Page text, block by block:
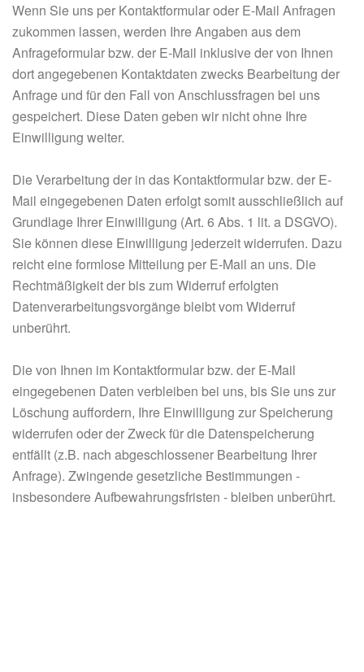
Wenn Sie uns per Kontaktformular oder E-Mail Anfragen
zukommen lassen, werden Ihre Angaben aus dem
Anfrageformular bzw. der E-Mail inklusive der von Ihnen
dort angegebenen Kontaktdaten zwecks Bearbeitung der
Anfrage und für den Fall von Anschlussfragen bei uns
gespeichert. Diese Daten geben wir nicht ohne Ihre
Einwilligung weiter.
Die Verarbeitung der in das Kontaktformular bzw. der E-
Mail eingegebenen Daten erfolgt somit ausschließlich auf
Grundlage Ihrer Einwilligung (Art. 6 Abs. 1 lit. a DSGVO).
Sie können diese Einwilligung jederzeit widerrufen. Dazu
reicht eine formlose Mitteilung per E-Mail an uns. Die
Rechtmäßigkeit der bis zum Widerruf erfolgten
Datenverarbeitungsvorgänge bleibt vom Widerruf
unberührt.
Die von Ihnen im Kontaktformular bzw. der E-Mail
eingegebenen Daten verbleiben bei uns, bis Sie uns zur
Löschung auffordern, Ihre Einwilligung zur Speicherung
widerrufen oder der Zweck für die Datenspeicherung
entfällt (z.B. nach abgeschlossener Bearbeitung Ihrer
Anfrage). Zwingende gesetzliche Bestimmungen -
insbesondere Aufbewahrungsfristen - bleiben unberührt.